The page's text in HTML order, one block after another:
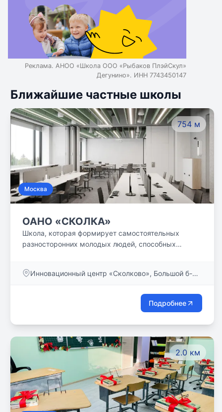
Реклама. АНОО «Школа ООО «Рыбаков ПлэйСкул»
Дегунино». ИНН 7743450147
Ближайшие частные школы
754 м
Москва
ОАНО «СКОЛКА»
Школа, которая формирует самостоятельных
разносторонних молодых людей, способных
Инновационный центр «Сколково», Большой б-р,
Подробнее
2.0 км